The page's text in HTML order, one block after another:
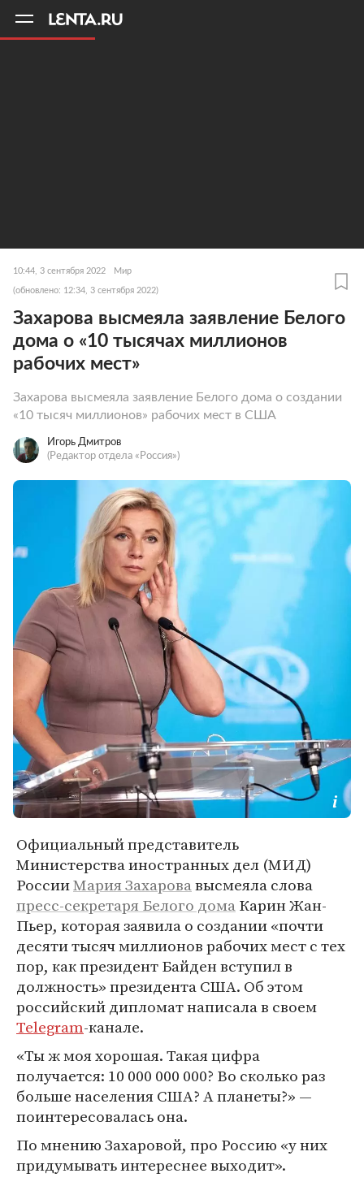
10:44, 3 сентября 2022 Мир
(обновлено: 12:34, 3 сентября 2022)
Захарова высмеяла заявление Белого
дома о «10 тысячах миллионов
рабочих мест»
Захарова высмеяла заявление Белого дома о создании
«10 тысяч миллионов» рабочих мест в США
Игорь Дмитров
(Редактор отдела «Россия»)
Официальный представитель
Министерства иностранных дел (МИД)
РоссииМария Захаровавысмеяла слова
пресс-секретаря Белого домаКарин Жан-
Пьер, которая заявила о создании «почти
десяти тысяч миллионов рабочих мест с тех
пор, как президент Байден вступил в
должность» президента США. Об этом
российский дипломат написала в своем
Telegram-канале.
«Ты ж моя хорошая. Такая цифра
получается: 10 000 000 000? Во сколько раз
больше населения США? А планеты?» —
поинтересовалась она.
По мнению Захаровой, про Россию «у них
придумывать интереснее выходит».